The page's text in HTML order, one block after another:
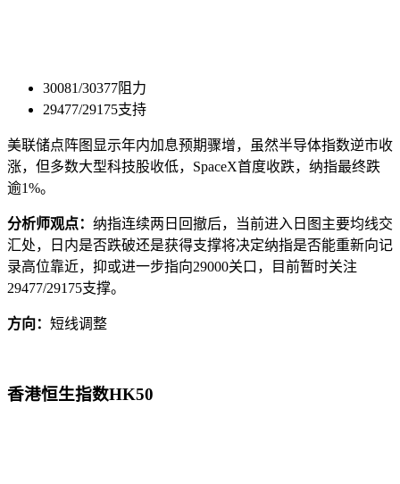
30081/30377阻力
29477/29175支持
美联储点阵图显示年内加息预期骤增，虽然半导体指数逆市收
涨，但多数大型科技股收低，SpaceX首度收跌，纳指最终跌
逾1%。
分析师观点： 纳指连续两日回撤后，当前进入日图主要均线交
汇处，日内是否跌破还是获得支撑将决定纳指是否能重新向记
录高位靠近，抑或进一步指向29000关口，目前暂时关注
29477/29175支撑。
方向： 短线调整
香港恒生指数HK50